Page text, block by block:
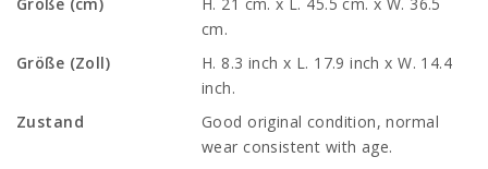
cm.
Größe (Zoll)
H. 8.3 inch x L. 17.9 inch x W. 14.4
inch.
Zustand
Good original condition, normal
wear consistent with age.